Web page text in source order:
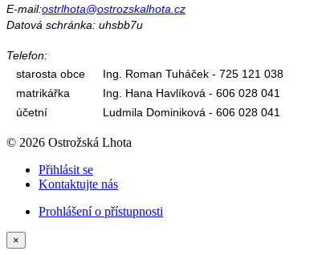
E-mail:ostrlhota@ostrozskalhota.cz
Datová schránka: uhsbb7u
Telefon:
starosta obce
Ing. Roman Tuháček - 725 121 038
matrikářka
Ing. Hana Havlíková - 606 028 041
účetní
Ludmila Dominiková - 606 028 041
© 2026 Ostrožská Lhota
Přihlásit se
Kontaktujte nás
Prohlášení o přístupnosti
×